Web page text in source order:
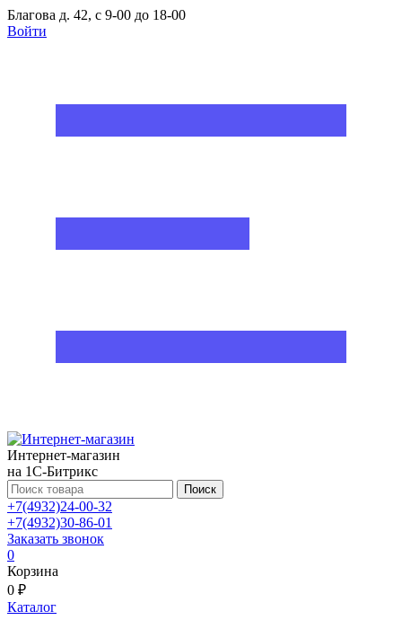
Благова д. 42, с 9-00 до 18-00
Войти
Интернет-магазин
на 1С-Битрикс
Поиск
+7(4932)24-00-32
+7(4932)30-86-01
Заказать звонок
0
Корзина
0 ₽
Каталог